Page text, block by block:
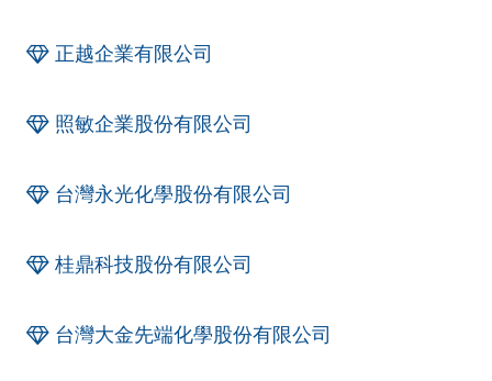
正越企業有限公司
照敏企業股份有限公司
台灣永光化學股份有限公司
桂鼎科技股份有限公司
台灣大金先端化學股份有限公司